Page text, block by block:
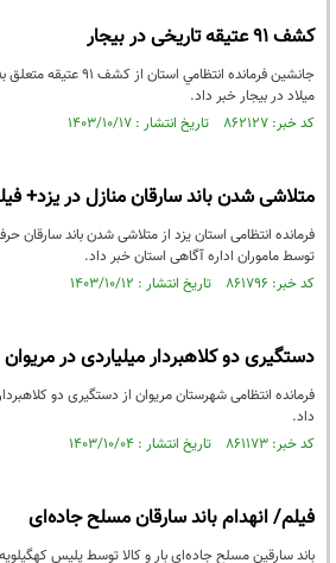
کشف 91 عتیقه تاریخی در بیجار
جانشین فرمانده انتظامي
میلاد در بیجار خبر داد.
کد خبر: ۸۶۲۱۲۷ تاریخ انتشار : ۱۴۰۳/۱۰/۱۷
متلاشی شدن باند سارقان منازل در یزد+
فرمانده انتظامی استان یزد از متلاشی شدن باند سارقان
توسط ماموران اداره آگاهی استان خبر داد.
کد خبر: ۸۶۱۷۹۶ تاریخ انتشار : ۱۴۰۳/۱۰/۱۲
دستگیری دو کلاهبردار میلیاردی در مریوان
فرمانده انتظامی شهرستان مریوان از دستگيری دو
داد.
کد خبر: ۸۶۱۱۷۳ تاریخ انتشار : ۱۴۰۳/۱۰/۰۴
فیلم/ انهدام باند سارقان مسلح جاده‌ای
باند سارقین مسلح جاده‌ای بار و کالا توسط پلیس